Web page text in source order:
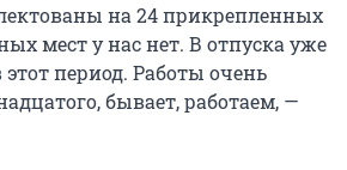
на 24 прикрепленных
мест у нас нет. В отпуска уже
период. Работы очень
бывает, работаем, —